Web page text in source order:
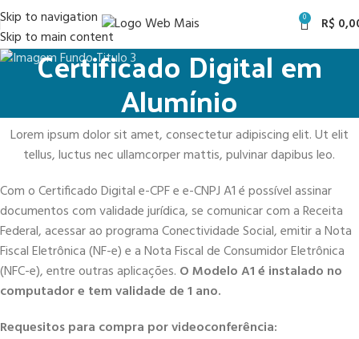
Skip to navigation
Skip to main content
0 R$
Certificado Digital em
Alumínio
Lorem ipsum dolor sit amet, consectetur adipiscing elit. Ut elit
tellus, luctus nec ullamcorper mattis, pulvinar dapibus leo.
Com o Certificado Digital e-CPF e e-CNPJ A1 é possível assinar
documentos com validade jurídica, se comunicar com a Receita
Federal, acessar ao programa Conectividade Social, emitir a Nota
Fiscal Eletrônica (NF-e) e a Nota Fiscal de Consumidor Eletrônica
(NFC-e), entre outras aplicações. O Modelo A1 é instalado no
computador e tem validade de 1 ano.
Requesitos para compra por videoconferência: